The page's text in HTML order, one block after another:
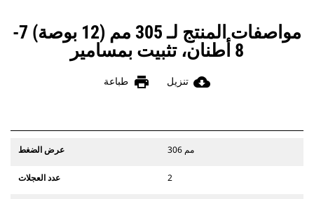
مواصفات المنتج لـ 305 مم (12 بوصة) 7-
8 أطنان، تثبيت بمسامير
cloud_download تنزيل print طباعة
عرض الضغط 306 مم
عدد العجلات 2